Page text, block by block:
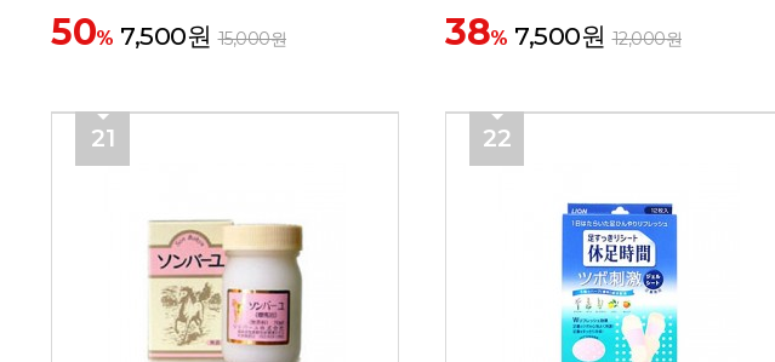
50% 7,500원15,000원 38% 7,500원12,000원
21 22